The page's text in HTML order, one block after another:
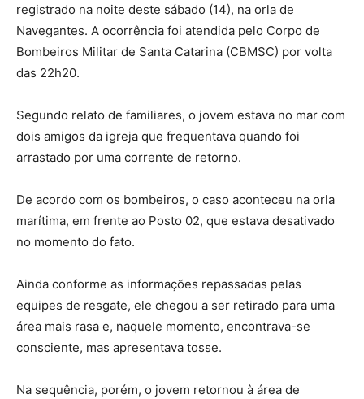
registrado na noite deste sábado (14), na orla de
Navegantes. A ocorrência foi atendida pelo Corpo de
Bombeiros Militar de Santa Catarina (CBMSC) por volta
das 22h20.
Segundo relato de familiares, o jovem estava no mar com
dois amigos da igreja que frequentava quando foi
arrastado por uma corrente de retorno.
De acordo com os bombeiros, o caso aconteceu na orla
marítima, em frente ao Posto 02, que estava desativado
no momento do fato.
Ainda conforme as informações repassadas pelas
equipes de resgate, ele chegou a ser retirado para uma
área mais rasa e, naquele momento, encontrava-se
consciente, mas apresentava tosse.
Na sequência, porém, o jovem retornou à área de